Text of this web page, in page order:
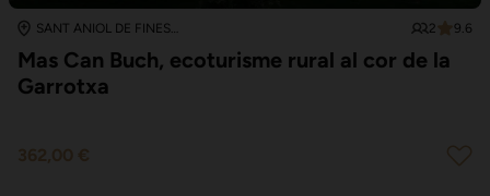
SANT ANIOL DE FINESTRES 2 9.6
Mas Can Buch, ecoturisme rural al cor de la
Garrotxa